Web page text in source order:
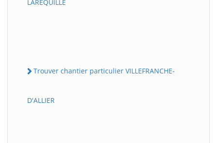
LAREQUILLE
Trouver chantier particulier VILLEFRANCHE-
D'ALLIER